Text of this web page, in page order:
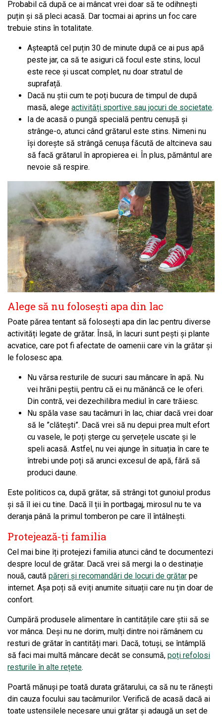
Probabil că după ce ai mâncat vrei doar să te odihnești
puțin și să pleci acasă. Dar tocmai ai aprins un foc care
trebuie stins în totalitate.
Așteaptă cel puțin 30 de minute după ce ai pus apă
peste jar, ca să te asiguri că focul este stins, locul
este rece și uscat complet, nu doar stratul de
suprafață.
Dacă nu știi cum te poți bucura de timpul de după
masă, alege activități sportive sau jocuri de societate.
Ia de acasă o pungă specială pentru cenușă și
strânge-o, atunci când grătarul este stins. Nimeni nu
își dorește să strângă cenușa făcută de altcineva sau
să facă grătarul în apropierea ei. În plus, pământul are
nevoie să respire.
Alege să nu folosești apa din lac
Poate părea tentant să folosești apa din lac pentru diverse
activități legate de grătar. Însă, în lacuri sunt pești și plante
acvatice, care pot fi afectate de oamenii care vin la grătar și
le folosesc apa.
Nu vărsa resturile de sucuri sau mâncare în apă. Nu
vei hrăni peștii, pentru că ei nu mănâncă ce le oferi.
Din contră, vei dezechilibra mediul în care trăiesc.
Nu spăla vase sau tacâmuri în lac, chiar dacă vrei doar
să le ”clătești”. Dacă vrei să nu depui prea mult efort
cu vasele, le poți șterge cu șervețele uscate și le
speli acasă. Astfel, nu vei ajunge în situația în care te
întrebi unde poți să arunci excesul de apă, fără să
produci daune.
Este politicos ca, după grătar, să strângi tot gunoiul produs
și să îl iei cu tine. Dacă îl ții în portbagaj, mirosul nu te va
deranja până la primul tomberon pe care îl întâlnești.
Protejează-ți familia
Cel mai bine îți protejezi familia atunci când te documentezi
despre locul de grătar. Dacă vrei să mergi la o destinație
nouă, caută păreri și recomandări de locuri de grătar pe
internet. Așa poți să eviți anumite situații care nu țin doar de
confort.
Cumpără produsele alimentare în cantitățile care știi să se
vor mânca. Deși nu ne dorim, mulți dintre noi rămânem cu
resturi de grătar în cantități mari. Dacă, totuși, se întâmplă
să faci mai multă mâncare decât se consumă, poți refolosi
resturile în alte rețete.
Poartă mănuși pe toată durata grătarului, ca să nu te rănești
din cauza focului sau tacâmurilor. Verifică de acasă dacă ai
toate ustensilele necesare unui grătar și adaugă un set de